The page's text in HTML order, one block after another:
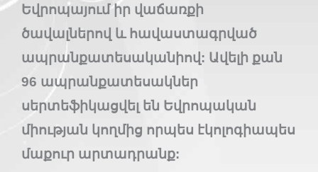
Եվրոպայում իր վաճառքի
ծավալներով և հավաստագրված
ապրանքատեսականիով: Ավելի քան
96 ապրանքատեսակներ
սերտեֆիկացվել են Եվրոպական
միության կողմից որպես էկոլոգիապես
մաքուր արտադրանք: